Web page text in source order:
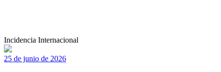
Incidencia Internacional
25 de junio de 2026